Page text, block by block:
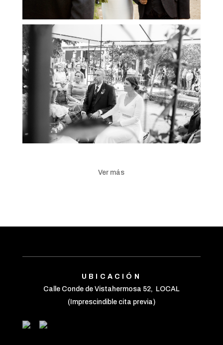
Ver más
UBICACIÓN
Calle Conde de Vistahermosa 52, LOCAL
(Imprescindible cita previa)